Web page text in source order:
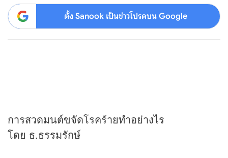
ตั้ง Sanook เป็นข่าวโปรดบน Google
การสวดมนต์ขจัดโรคร้ายทำอย่างไร
โดย ธ.ธรรมรักษ์